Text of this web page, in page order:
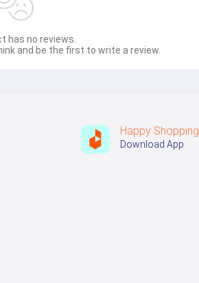
has no reviews.
and be the first to write a review.
Happy Shopping
Download App